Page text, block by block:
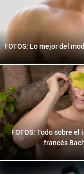
FOTOS: Lo mejor del
FOTOS: Todo sobre
francés